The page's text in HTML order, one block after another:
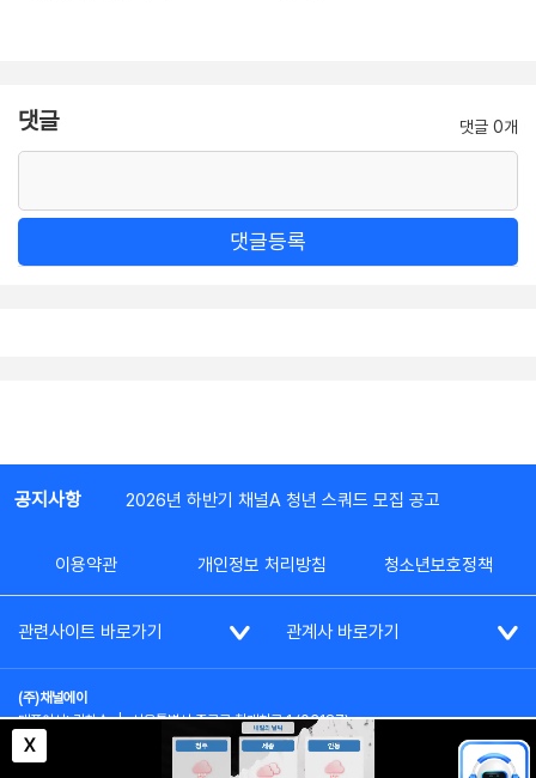
댓글 댓글 0개
댓글등록
X
공지사항 2026년 하반기 채널A 청년 스쿼드 모집 공고
이용약관 개인정보 처리방침 청소년보호정책
관련사이트 바로가기 관계사 바로가기
(주)채널에이
대표이사: 김차수 | 서울특별시 종로구 청계천로 1 (03187)
부가통신사업신고: 022357호 | 사업자등록번호: 101-86-62787
대표전화: (02)2020-3114
시청자상담실: (02)2020-3100